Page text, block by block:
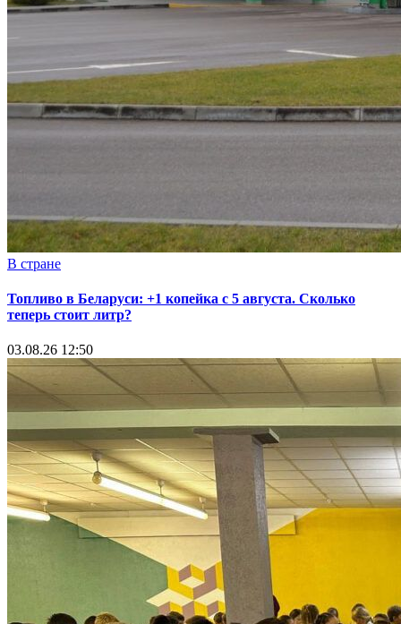
В стране
Топливо в Беларуси: +1 копейка с 5 августа. Сколько
теперь стоит литр?
03.08.26 12:50